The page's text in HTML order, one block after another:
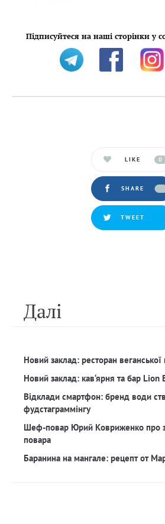
Підписуйтеся на наші сторінки у
LIKE 0
SHARE
TWEET
Далi
Новий заклад: ресторан веганської
Новий заклад: кав‘ярня та бар Lion
Відклади смартфон: бренд води
фудстаграммінгу
Шеф-повар Юрий Ковриженко про
повара
Баранина на мангале: рецепт от